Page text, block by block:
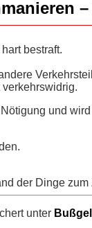
bestraft.
und
der Dinge
unter